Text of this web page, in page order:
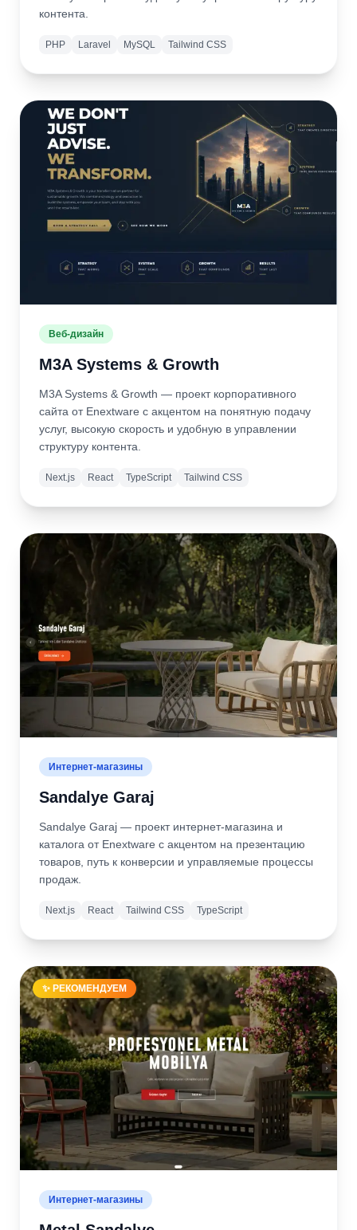
контента.
PHP Laravel MySQL Tailwind CSS
сайт
Веб-дизайн
M3A Systems & Growth
M3A Systems & Growth — проект корпоративного
сайта от Enextware с акцентом на понятную подачу
услуг, высокую скорость и удобную в управлении
структуру контента.
Next.js React TypeScript Tailwind CSS
сайт
Интернет-магазины
Sandalye Garaj
Sandalye Garaj — проект интернет-магазина и
каталога от Enextware с акцентом на презентацию
товаров, путь к конверсии и управляемые процессы
продаж.
Next.js React Tailwind CSS TypeScript
✨ РЕКОМЕНДУЕМ
сайт
Интернет-магазины